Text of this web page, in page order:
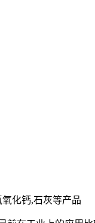
化钙,石灰等产品